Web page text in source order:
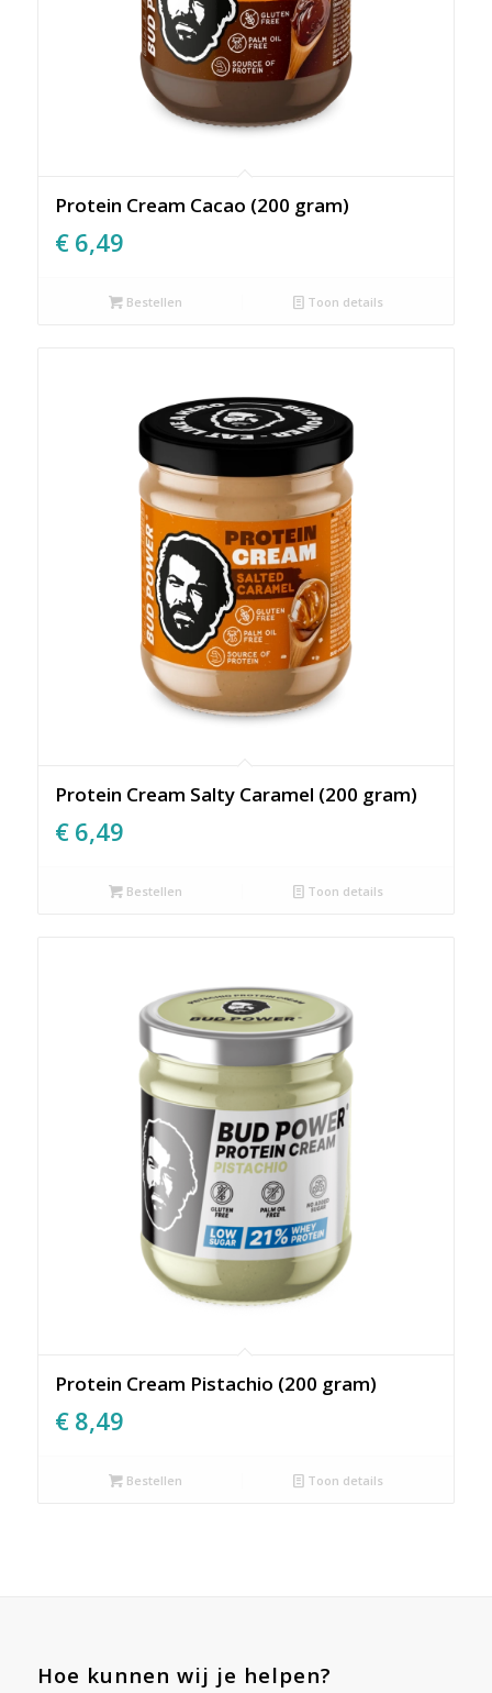
Protein Cream Cacao (200 gram)
€ 6,49
Bestellen Toon details
Protein Cream Salty Caramel (200 gram)
€ 6,49
Bestellen Toon details
Protein Cream Pistachio (200 gram)
€ 8,49
Bestellen Toon details
Hoe kunnen wij je helpen?